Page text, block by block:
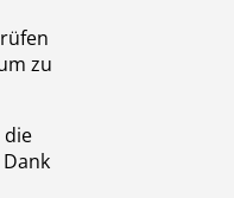
zu
die